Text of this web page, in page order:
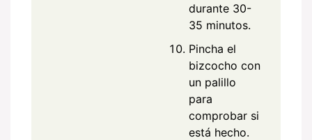
durante 30-
35 minutos.
Pincha el
bizcocho con
un palillo
para
comprobar si
está hecho.